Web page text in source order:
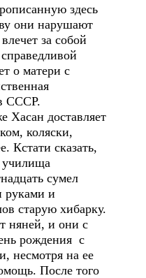
здесь
они нарушают
за собой
о матери с
СССР.
доставляет
коляски,
Кстати сказать,
училища
сумел
руками и
старую хибарку.
няней, и они с
рождения с
несмотря на ее
После того